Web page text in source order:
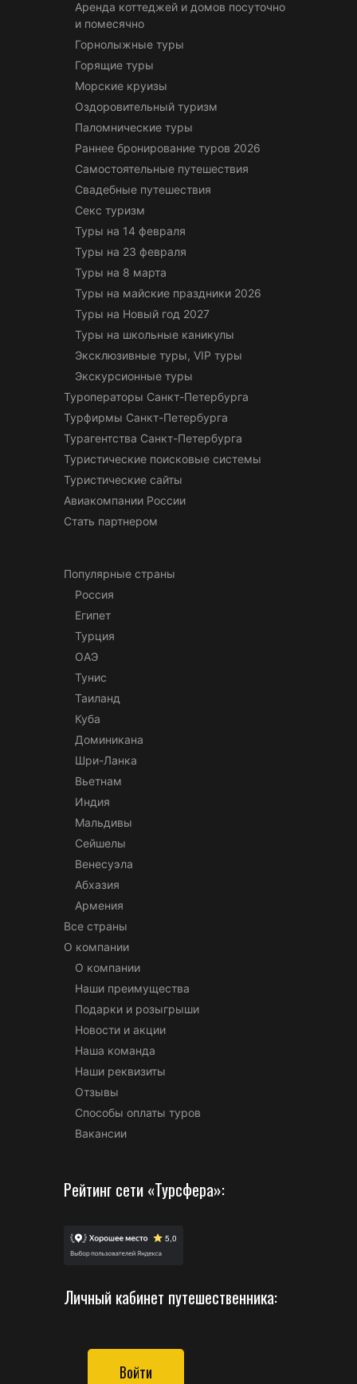
Аренда коттеджей и домов посуточно
и помесячно
Горнолыжные туры
Горящие туры
Морские круизы
Оздоровительный туризм
Паломнические туры
Раннее бронирование туров 2026
Самостоятельные путешествия
Свадебные путешествия
Секс туризм
Туры на 14 февраля
Туры на 23 февраля
Туры на 8 марта
Туры на майские праздники 2026
Туры на Новый год 2027
Туры на школьные каникулы
Эксклюзивные туры, VIP туры
Экскурсионные туры
Туроператоры Санкт-Петербурга
Турфирмы Санкт-Петербурга
Турагентства Санкт-Петербурга
Туристические поисковые системы
Туристические сайты
Авиакомпании России
Стать партнером
Популярные страны
Россия
Египет
Турция
ОАЭ
Тунис
Таиланд
Куба
Доминикана
Шри-Ланка
Вьетнам
Индия
Мальдивы
Сейшелы
Венесуэла
Абхазия
Армения
Все страны
О компании
О компании
Наши преимущества
Подарки и розыгрыши
Новости и акции
Наша команда
Наши реквизиты
Отзывы
Способы оплаты туров
Вакансии
Рейтинг сети «Турсфера»:
Личный кабинет путешественника:
Войти